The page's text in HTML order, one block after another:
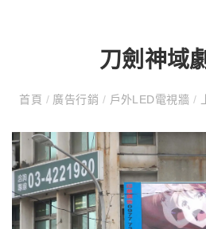
刀劍神域
首頁 /廣告行銷 / 戶外LED電視牆 /